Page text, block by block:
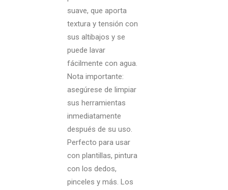
suave, que aporta
textura y tensión con
sus altibajos y se
puede lavar
fácilmente con agua.
Nota importante:
asegúrese de limpiar
sus herramientas
inmediatamente
después de su uso.
Perfecto para usar
con plantillas, pintura
con los dedos,
pinceles y más. Los